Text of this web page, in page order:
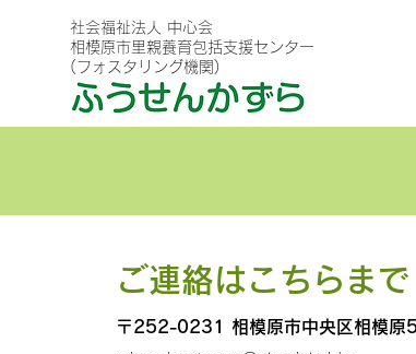
社会福祉法人 中心会
相模原市里親養育包括支援センター
(フォスタリング機関)
​ご連絡はこちらまで
〒252-0231 相模原市中央区相模